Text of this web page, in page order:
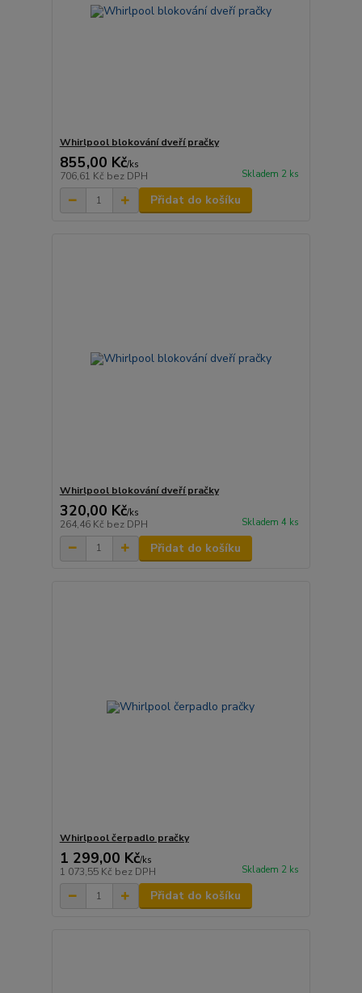
Whirlpool blokování dveří pračky
855,00 Kč/ks
706,61 Kč bez DPH Skladem 2 ks
Přidat do košíku
Whirlpool blokování dveří pračky
320,00 Kč/ks
264,46 Kč bez DPH Skladem 4 ks
Přidat do košíku
Whirlpool čerpadlo pračky
1 299,00 Kč/ks
1 073,55 Kč bez DPH Skladem 2 ks
Přidat do košíku